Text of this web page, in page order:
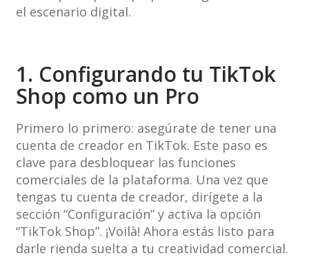
el escenario digital.
1. Configurando tu TikTok
Shop como un Pro
Primero lo primero: asegúrate de tener una
cuenta de creador en TikTok. Este paso es
clave para desbloquear las funciones
comerciales de la plataforma. Una vez que
tengas tu cuenta de creador, dirígete a la
sección “Configuración” y activa la opción
“TikTok Shop”. ¡Voilà! Ahora estás listo para
darle rienda suelta a tu creatividad comercial.